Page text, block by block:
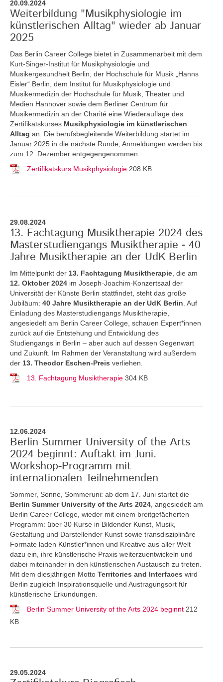
20.09.2024
Weiterbildung "Musikphysiologie im
künstlerischen Alltag" wieder ab Januar
2025
Das Berlin Career College bietet in Zusammenarbeit mit dem
Kurt-Singer-Institut für Musikphysiologie und
Musikergesundheit Berlin, der Hochschule für Musik „Hanns
Eisler“ Berlin, dem Institut für Musikphysiologie und
Musikermedizin der Hochschule für Musik, Theater und
Medien Hannover sowie dem Berliner Centrum für
Musikermedizin an der Charité eine Wiederauflage des
Zertifikatskurses Musikphysiologie im künstlerischen
Alltag an.
Die berufsbegleitende Weiterbildung startet im
Januar 2025 in die nächste Runde, Anmeldungen werden bis
zum 12. Dezember entgegengenommen.
Zertifikatskurs Musikphysiologie 208 KB
29.08.2024
13. Fachtagung Musiktherapie 2024 des
Masterstudiengangs Musiktherapie - 40
Jahre Musiktherapie an der UdK Berlin
Im Mittelpunkt der 13. Fachtagung Musiktherapie , die am
12. Oktober 2024 im Joseph-Joachim-Konzertsaal der
Universität der Künste Berlin stattfindet, steht das große
Jubiläum: 40 Jahre Musiktherapie an der UdK Berlin . Auf
Einladung des Masterstudiengangs Musiktherapie,
angesiedelt am Berlin Career College, schauen Expert*innen
zurück auf die Entstehung und Entwicklung des
Studiengangs in Berlin – aber auch auf dessen Gegenwart
und Zukunft. Im Rahmen der Veranstaltung wird außerdem
der 13. Theodor Eschen-Preis verliehen.
13. Fachtagung Musiktherapie 304 KB
12.06.2024
Berlin Summer University of the Arts
2024 beginnt: Auftakt im Juni.
Workshop-Programm mit
internationalen Teilnehmenden
Sommer, Sonne, Sommeruni: ab dem 17. Juni startet die
Berlin Summer University of the Arts 2024 , angesiedelt am
Berlin Career College, wieder mit einem breitgefächerten
Programm: über 30 Kurse in Bildender Kunst, Musik,
Gestaltung und Darstellender Kunst sowie transdisziplinäre
Formate laden Künstler*innen und Kreative aus aller Welt
dazu ein, ihre künstlerische Praxis weiterzuentwickeln und
dabei miteinander in den künstlerischen Austausch zu treten.
Mit dem diesjährigen Motto Territories and Interfaces wird
Berlin zugleich Inspirationsquelle und Austragungsort für
künstlerische Erkundungen.
Berlin Summer University of the Arts 2024 beginnt 212
KB
29.05.2024